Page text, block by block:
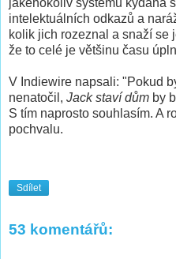
intelektuálních odkazů a
kolik jich rozeznal a snaží se
že to celé je většinu času
V Indiewire napsali: "Pokud
nenatočil, Jack staví dům by
S tím naprosto souhlasím. A
pochvalu.
Sdílet
53 komentářů: